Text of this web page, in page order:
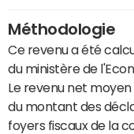
Méthodologie
Ce revenu a été
du ministère de
Le revenu net
du montant des
foyers fiscaux de la